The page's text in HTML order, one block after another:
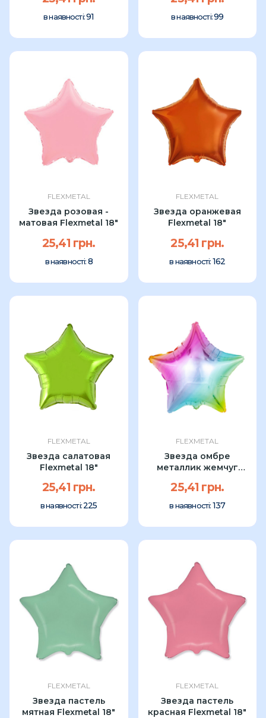
в наявності:91 в наявності:99
FLEXMETAL
Звезда розовая -
матовая Flexmetal 18"
25,41 грн.
в наявності: 8
FLEXMETAL
Звезда оранжевая
Flexmetal 18"
25,41 грн.
в наявності: 162
FLEXMETAL
Звезда салатовая
Flexmetal 18"
25,41 грн.
в наявності:225
FLEXMETAL
Звезда омбре
металлик жемчуг
25,41 грн.
в наявності: 137
FLEXMETAL
Звезда пастель
мятная Flexmetal 18″
FLEXMETAL
Звезда пастель
красная Flexmetal 18″